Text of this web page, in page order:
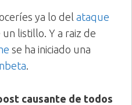
ya lo del ataque
un listillo. Y a raiz de
se ha iniciado una
causante de todos